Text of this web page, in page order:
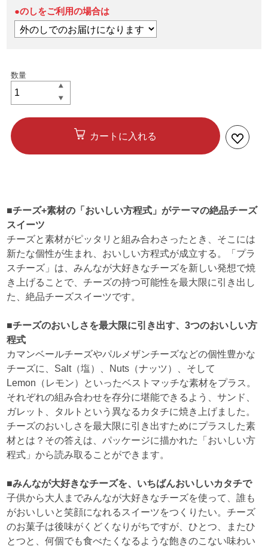
●のしをご利用の場合は
カートに入れる
■チーズ+素材の「おいしい方程式」がテーマの絶品チーズ
スイーツ
チーズと素材がピッタリと組み合わさったとき、そこには
新たな個性が生まれ、おいしい方程式が成立する。「プラ
スチーズ」は、みんなが大好きなチーズを新しい発想で焼
き上げることで、チーズの持つ可能性を最大限に引き出し
た、絶品チーズスイーツです。
■チーズのおいしさを最大限に引き出す、3つのおいしい方
程式
カマンベールチーズやパルメザンチーズなどの個性豊かな
チーズに、Salt（塩）、Nuts（ナッツ）、そして
Lemon（レモン）といったベストマッチな素材をプラス。
それぞれの組み合わせを存分に堪能できるよう、サンド、
ガレット、タルトという異なるカタチに焼き上げました。
チーズのおいしさを最大限に引き出すためにプラスした素
材とは？その答えは、パッケージに描かれた「おいしい方
程式」から読み取ることができます。
■みんなが大好きなチーズを、いちばんおいしいカタチで
子供から大人までみんなが大好きなチーズを使って、誰も
がおいしいと笑顔になれるスイーツをつくりたい。チーズ
のお菓子は後味がくどくなりがちですが、ひとつ、またひ
とつと、何個でも食べたくなるような飽きのこない味わい